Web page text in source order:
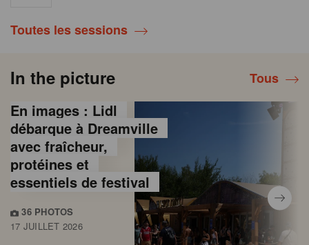
Toutes les sessions
In the picture Tous
En images : Lidl
débarque à Dreamville
avec fraîcheur,
protéines et
essentiels de festival
36 PHOTOS
17 JUILLET 2026